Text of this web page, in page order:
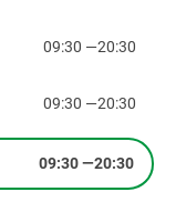
09:30 —20:30
09:30 —20:30
09:30—20:30